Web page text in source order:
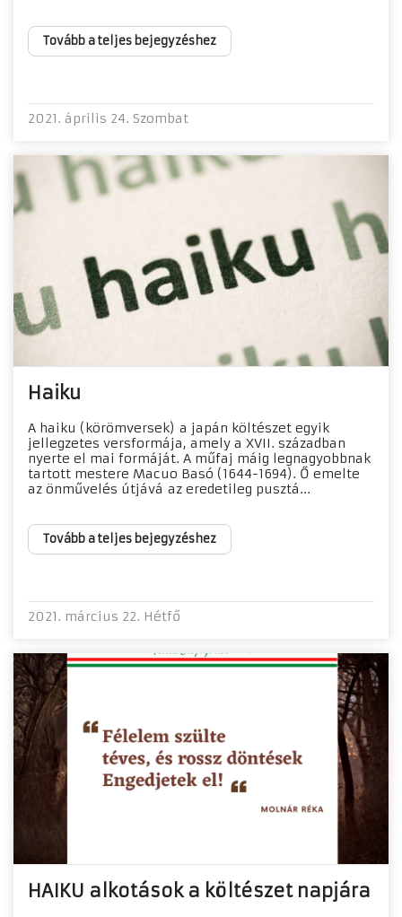
Tovább a teljes bejegyzéshez
2021. április 24. Szombat
Haiku
A haiku (körömversek) a japán költészet egyik
jellegzetes versformája, amely a XVII. században
nyerte el mai formáját. A műfaj máig legnagyobbnak
tartott mestere Macuo Basó (1644-1694). Ő emelte
az önművelés útjává az eredetileg pusztá...
Tovább a teljes bejegyzéshez
2021. március 22. Hétfő
HAIKU alkotások a költészet napjára